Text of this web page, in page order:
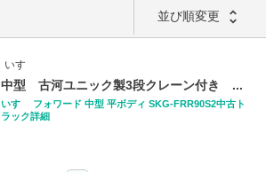
並び順変更 unfold_more
いすゞ
中型 古河ユニック製3段クレーン付き ...
いすゞ フォワード 中型 平ボディ SKG-FRR90S2中古ト
ラック詳細